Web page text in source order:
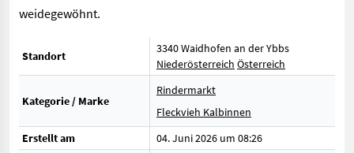
weidegewöhnt.
Standort
3340 Waidhofen an der Ybbs
Niederösterreich Österreich
Kategorie / Marke
Rindermarkt
Fleckvieh Kalbinnen
Erstellt am
04. Juni 2026 um 08:26